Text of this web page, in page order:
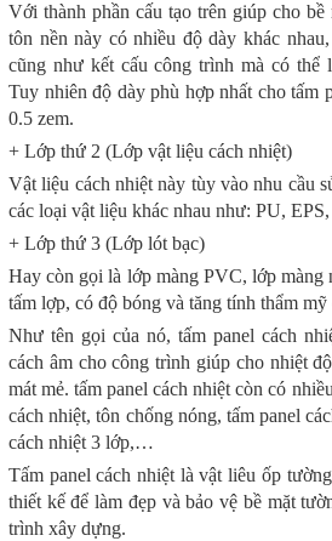
Với thành phần cấu tạo trên giúp cho
tôn nền này có nhiều độ dày khác
cũng như kết cấu công trình mà có thể
Tuy nhiên độ dày phù hợp nhất cho tấm
0.5 zem.
+ Lớp thứ 2 (Lớp vật liệu cách nhiệt)
Vật liệu cách nhiệt này tùy vào nhu cầu
các loại vật liệu khác nhau như: PU,
+ Lớp thứ 3 (Lớp lót bạc)
Hay còn gọi là lớp màng PVC, lớp màng
tấm lợp, có độ bóng và tăng tính thẩm
Như tên gọi của nó, tấm panel cách
cách âm cho công trình giúp cho nhiệt
mát mẻ. tấm panel cách nhiệt còn có
cách nhiệt, tôn chống nóng, tấm panel
cách nhiệt 3 lớp,…
Tấm panel cách nhiệt là vật liêu ốp
thiết kế để làm đẹp và bảo vệ bề mặt
trình xây dựng.